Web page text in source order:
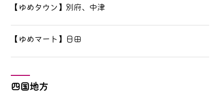
【ゆめタウン】別府、中津
【ゆめマート】日田
四国地方